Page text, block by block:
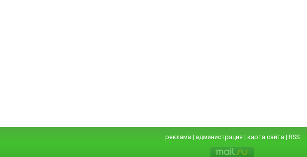
реклама | администрация | карта сайта | RSS